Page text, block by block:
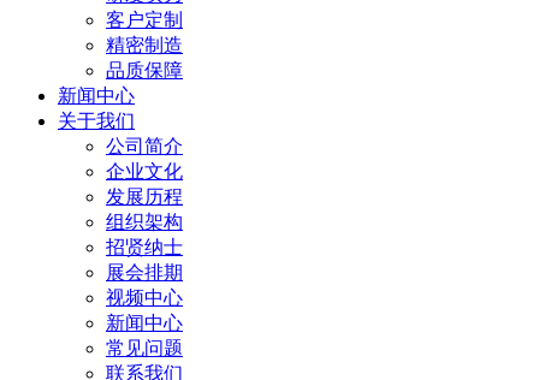
客户定制
精密制造
品质保障
新闻中心
关于我们
公司简介
企业文化
发展历程
组织架构
招贤纳士
展会排期
视频中心
新闻中心
常见问题
联系我们